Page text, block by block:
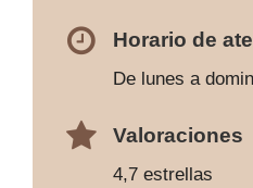
Horario de
De lunes a
Valoraciones
4,7 estrellas